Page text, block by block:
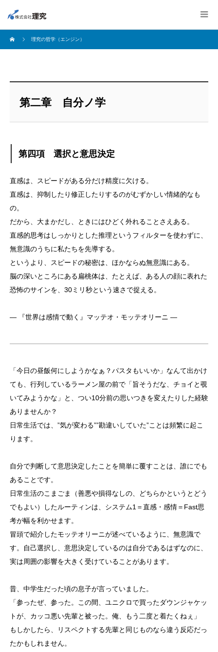
理究の哲学（エンジン）
第二章 自分ノ学
第四項 選択と意思決定
直感は、スピードがある分だけ精度に欠ける。
直感は、抑制したり修正したりするのがむずかしい情緒的なも
の。
だから、大まかだし、ときにはひどく外れることさえある。
直感的思考はしっかりとした推理というフィルターを使わずに、
無意識のうちに私たちを先導する。
というより、スピードの秘密は、ほかならぬ無意識にある。
脳の深いところにある扁桃体は、たとえば、ある人の顔に表れた
恐怖のサインを、30ミリ秒という速さで捉える。
― 『世界は感情で動く』マッテオ・モッテオリーニ ―
「今日の昼飯何にしようかなぁ？パスタもいいか」なんて出かけ
ても、行列しているラーメン屋の前で「旨そうだな、チョイと覗
いてみようかな」と、つい10分前の思いつきを変えたりした経験
ありませんか？
日常生活では、”気が変わる””勘違いしていた”ことは頻繁に起こ
ります。
自分で判断して意思決定したことを簡単に覆すことは、誰にでも
あることです。
日常生活のこまごま（善悪や損得なしの、どちらかというとどう
でもよい）したルーティンは、システム1＝直感・感情＝Fast思
考が幅を利かせます。
冒頭で紹介したモッテオリーニが述べているように、無意識で
す。自己選択し、意思決定しているのは自分であるはずなのに、
実は周囲の影響を大きく受けていることがあります。
昔、中学生だった頃の息子が言っていました。
「参ったぜ、参った。この間、ユニクロで買ったダウンジャケッ
トが、カッコ悪い先輩と被った。俺、もう二度と着たくねぇ」
もしかしたら、リスペクトする先輩と同じものなら違う反応だっ
たかもしれません。